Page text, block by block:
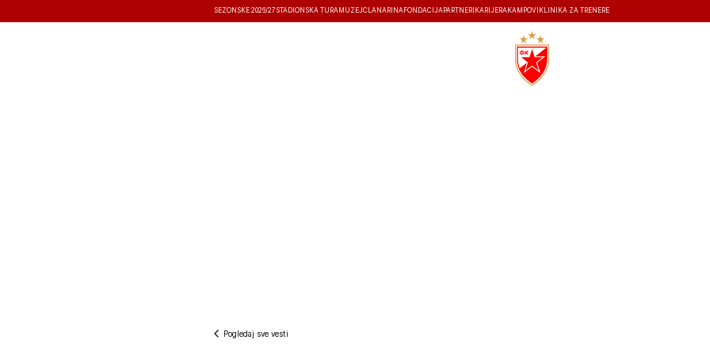
SEZONSKE 2026/27 STADIONSKA TURA MUZEJČLANARINA FONDACIJA PARTNERI KARIJERA KAMPOVI KLINIKA ZA TRENERE
Pogledaj sve vesti